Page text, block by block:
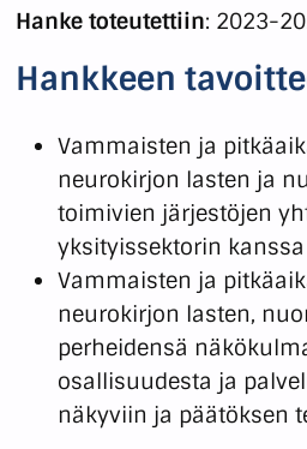
Hanke toteutettiin: 2023-
Hankkeen
Vammaisten ja
neurokirjon lasten ja
toimivien järjestöjen
yksityissektorin
Vammaisten ja
neurokirjon lasten,
perheidensä
osallisuudesta ja
näkyviin ja päätöksen